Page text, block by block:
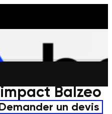
Balzeo
un devis